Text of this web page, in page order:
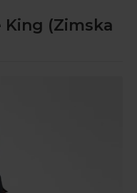
(Zimska